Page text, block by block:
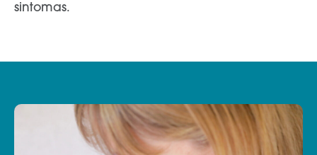
sintomas.